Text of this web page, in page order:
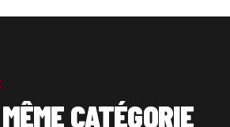
CATÉGORIE